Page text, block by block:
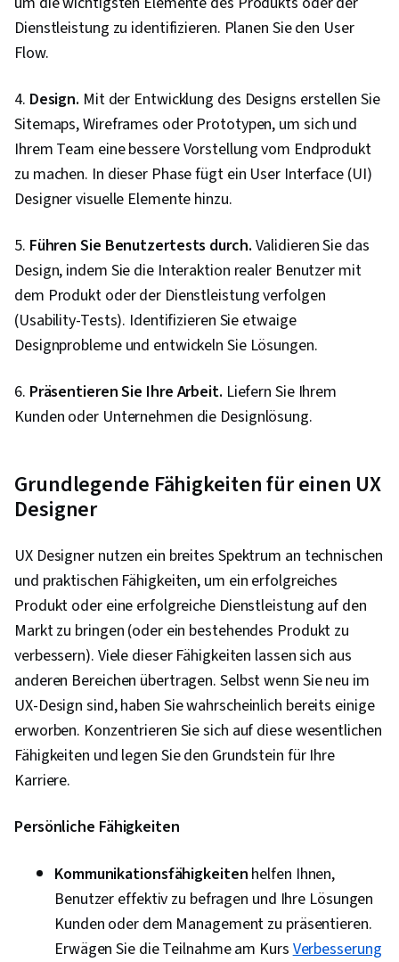
Dienstleistung zu identifizieren. Planen Sie den User
Flow.
4. Design. Mit der Entwicklung des Designs erstellen Sie
Sitemaps, Wireframes oder Prototypen, um sich und
Ihrem Team eine bessere Vorstellung vom Endprodukt
zu machen. In dieser Phase fügt ein User Interface (UI)
Designer visuelle Elemente hinzu.
5. Führen Sie Benutzertests durch. Validieren Sie das
Design, indem Sie die Interaktion realer Benutzer mit
dem Produkt oder der Dienstleistung verfolgen
(Usability-Tests). Identifizieren Sie etwaige
Designprobleme und entwickeln Sie Lösungen.
6. Präsentieren Sie Ihre Arbeit. Liefern Sie Ihrem
Kunden oder Unternehmen die Designlösung.
Grundlegende Fähigkeiten für einen UX
Designer
UX Designer nutzen ein breites Spektrum an technischen
und praktischen Fähigkeiten, um ein erfolgreiches
Produkt oder eine erfolgreiche Dienstleistung auf den
Markt zu bringen (oder ein bestehendes Produkt zu
verbessern). Viele dieser Fähigkeiten lassen sich aus
anderen Bereichen übertragen. Selbst wenn Sie neu im
UX-Design sind, haben Sie wahrscheinlich bereits einige
erworben. Konzentrieren Sie sich auf diese wesentlichen
Fähigkeiten und legen Sie den Grundstein für Ihre
Karriere.
Persönliche Fähigkeiten
Kommunikationsfähigkeiten helfen Ihnen,
Benutzer effektiv zu befragen und Ihre Lösungen
Kunden oder dem Management zu präsentieren.
Erwägen Sie die Teilnahme am KursVerbesserung